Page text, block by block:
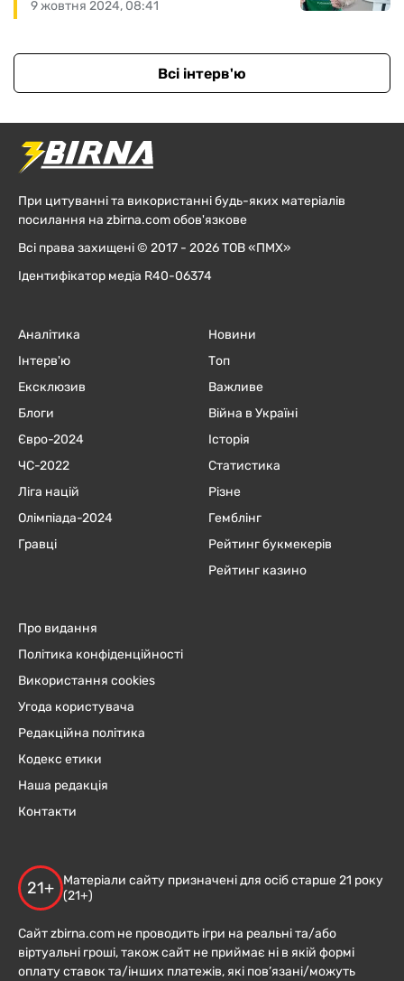
9 жовтня 2024, 08:41
Всі інтерв'ю
При цитуванні та використанні будь-яких матеріалів
посилання на zbirna.com обов'язкове
Всі права захищені © 2017 - 2026 ТОВ «ПМХ»
Ідентифікатор медіа R40-06374
Аналітика
Інтерв'ю
Ексклюзив
Блоги
Євро-2024
ЧC-2022
Ліга націй
Олімпіада-2024
Гравці
Новини
Топ
Важливе
Війна в Україні
Історія
Статистика
Різне
Гемблінг
Рейтинг букмекерів
Рейтинг казино
Про видання
Політика конфіденційності
Використання cookies
Угода користувача
Редакційна політика
Кодекс етики
Наша редакція
Контакти
21+
Матеріали сайту призначені для осіб старше 21 року
(21+)
Сайт zbirna.com не проводить ігри на реальні та/або
віртуальні гроші, також сайт не приймає ні в якій формі
оплату ставок та/інших платежів, які пов’язані/можуть